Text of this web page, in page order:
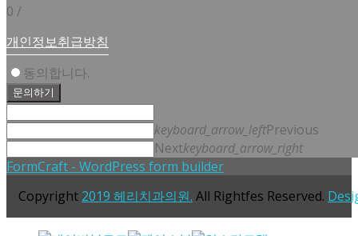
0 /
개인정보취급방침
동의합니다.
문의하기
keyboard_arrow_leftPrevious
Nextkeyboard_arrow_right
FormCraft - WordPress form builder
Copyright 2019 헤리치과의원. All Rightfes Reserved.